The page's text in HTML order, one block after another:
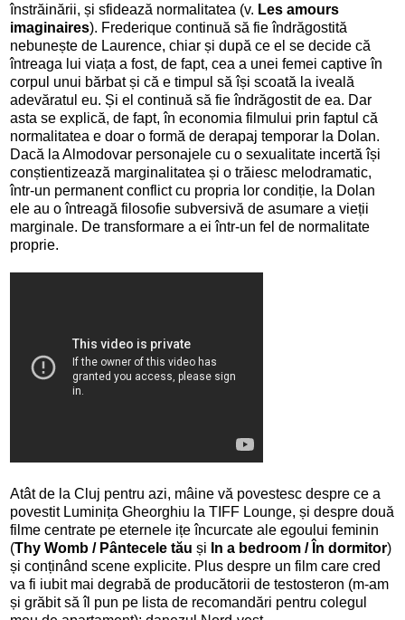
înstrăinării, și sfidează normalitatea (v. Les amours
imaginaires). Frederique continuă să fie îndrăgostită
nebunește de Laurence, chiar și după ce el se decide că
întreaga lui viața a fost, de fapt, cea a unei femei captive în
corpul unui bărbat și că e timpul să își scoată la iveală
adevăratul eu. Și el continuă să fie îndrăgostit de ea. Dar
asta se explică, de fapt, în economia filmului prin faptul că
normalitatea e doar o formă de derapaj temporar la Dolan.
Dacă la Almodovar personajele cu o sexualitate incertă își
conștientizează marginalitatea și o trăiesc melodramatic,
într-un permanent conflict cu propria lor condiție, la Dolan
ele au o întreagă filosofie subversivă de asumare a vieții
marginale. De transformare a ei într-un fel de normalitate
proprie.
Atât de la Cluj pentru azi, mâine vă povestesc despre ce a
povestit Luminița Gheorghiu la TIFF Lounge, și despre două
filme centrate pe eternele ițe încurcate ale egoului feminin
(Thy Womb / Pântecele tău și In a bedroom / În dormitor)
și conținând scene explicite. Plus despre un film care cred
va fi iubit mai degrabă de producătorii de testosteron (m-am
și grăbit să îl pun pe lista de recomandări pentru colegul